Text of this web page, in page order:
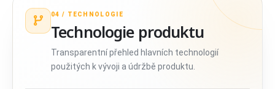
04 / TECHNOLOGIE
Technologie produktu
Transparentní přehled hlavních technologií
použitých k vývoji a údržbě produktu.